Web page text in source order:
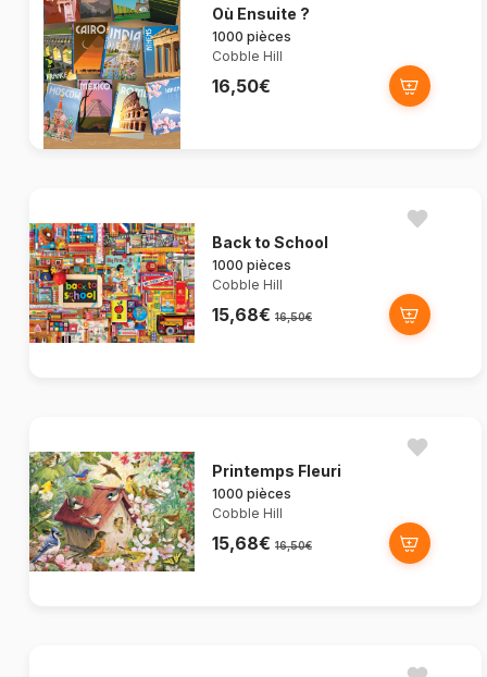
Où Ensuite ?
1000 pièces
Cobble Hill
16,50€
Back to School
1000 pièces
Cobble Hill
15,68€ 16,50€
Printemps Fleuri
1000 pièces
Cobble Hill
15,68€ 16,50€